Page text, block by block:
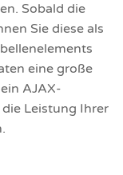
Sobald die
Sie diese als
eine große
AJAX-
Leistung Ihrer